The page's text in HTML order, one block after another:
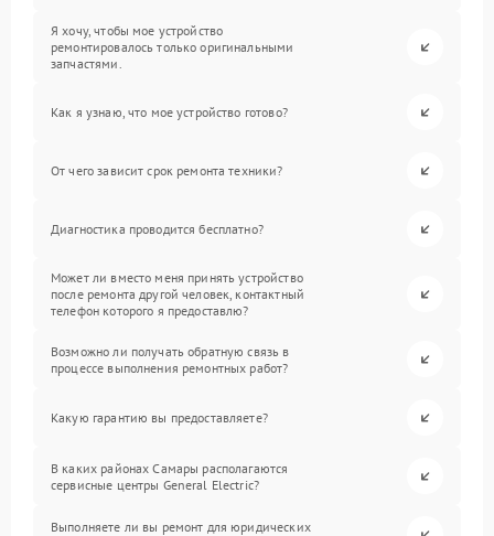
Я хочу, чтобы мое устройство
ремонтировалось только оригинальными
запчастями.
Как я узнаю, что мое устройство готово?
От чего зависит срок ремонта техники?
Диагностика проводится бесплатно?
Может ли вместо меня принять устройство
после ремонта другой человек, контактный
телефон которого я предоставлю?
Возможно ли получать обратную связь в
процессе выполнения ремонтных работ?
Какую гарантию вы предоставляете?
В каких районах Самары располагаются
сервисные центры General Electric?
Выполняете ли вы ремонт для юридических